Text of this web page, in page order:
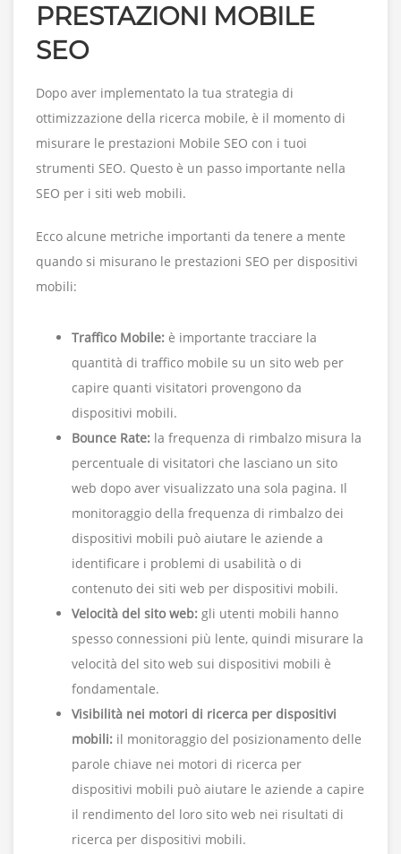
PRESTAZIONI MOBILE
SEO
Dopo aver implementato la tua strategia di
ottimizzazione della ricerca mobile, è il momento di
misurare le prestazioni Mobile SEO con i tuoi
strumenti SEO. Questo è un passo importante nella
SEO per i siti web mobili.
Ecco alcune metriche importanti da tenere a mente
quando si misurano le prestazioni SEO per dispositivi
mobili:
Traffico Mobile: è importante tracciare la
quantità di traffico mobile su un sito web per
capire quanti visitatori provengono da
dispositivi mobili.
Bounce Rate: la frequenza di rimbalzo misura la
percentuale di visitatori che lasciano un sito
web dopo aver visualizzato una sola pagina. Il
monitoraggio della frequenza di rimbalzo dei
dispositivi mobili può aiutare le aziende a
identificare i problemi di usabilità o di
contenuto dei siti web per dispositivi mobili.
Velocità del sito web: gli utenti mobili hanno
spesso connessioni più lente, quindi misurare la
velocità del sito web sui dispositivi mobili è
fondamentale.
Visibilità nei motori di ricerca per dispositivi
mobili: il monitoraggio del posizionamento delle
parole chiave nei motori di ricerca per
dispositivi mobili può aiutare le aziende a capire
il rendimento del loro sito web nei risultati di
ricerca per dispositivi mobili.